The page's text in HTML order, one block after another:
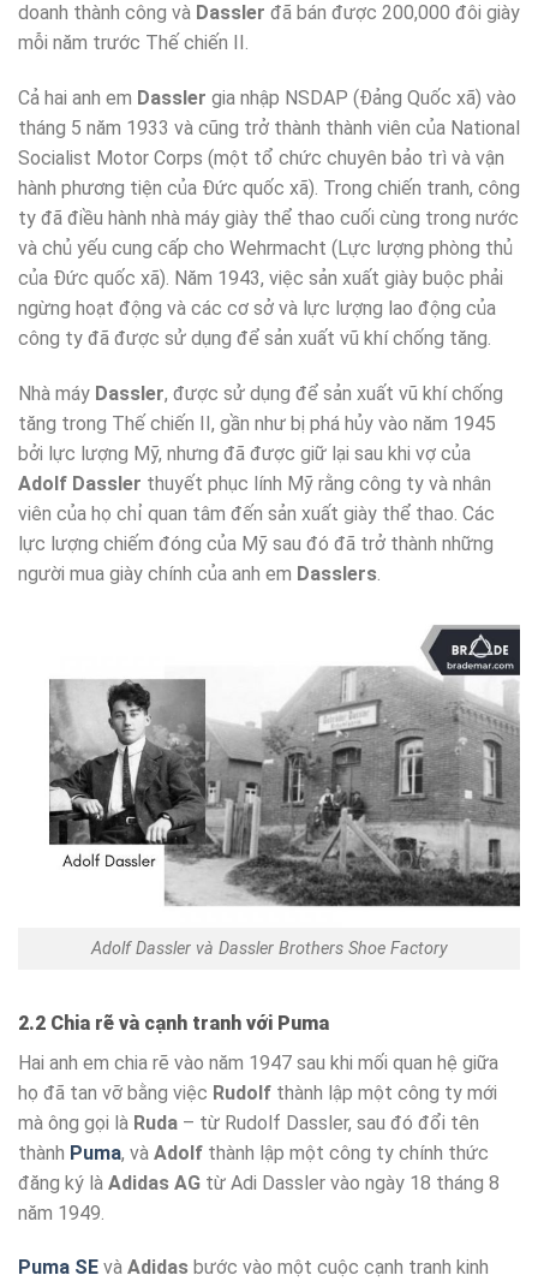
doanh thành công và Dassler đã bán được 200,000 đôi giày
mỗi năm trước Thế chiến II.
Cả hai anh em Dassler gia nhập NSDAP (Đảng Quốc xã) vào
tháng 5 năm 1933 và cũng trở thành thành viên của National
Socialist Motor Corps (một tổ chức chuyên bảo trì và vận
hành phương tiện của Đức quốc xã). Trong chiến tranh, công
ty đã điều hành nhà máy giày thể thao cuối cùng trong nước
và chủ yếu cung cấp cho Wehrmacht (Lực lượng phòng thủ
của Đức quốc xã). Năm 1943, việc sản xuất giày buộc phải
ngừng hoạt động và các cơ sở và lực lượng lao động của
công ty đã được sử dụng để sản xuất vũ khí chống tăng.
Nhà máy Dassler, được sử dụng để sản xuất vũ khí chống
tăng trong Thế chiến II, gần như bị phá hủy vào năm 1945
bởi lực lượng Mỹ, nhưng đã được giữ lại sau khi vợ của
Adolf Dassler thuyết phục lính Mỹ rằng công ty và nhân
viên của họ chỉ quan tâm đến sản xuất giày thể thao. Các
lực lượng chiếm đóng của Mỹ sau đó đã trở thành những
người mua giày chính của anh em Dasslers.
Adolf Dassler và Dassler Brothers Shoe Factory
2.2 Chia rẽ và cạnh tranh với Puma
Hai anh em chia rẽ vào năm 1947 sau khi mối quan hệ giữa
họ đã tan vỡ bằng việc Rudolf thành lập một công ty mới
mà ông gọi là Ruda – từ Rudolf Dassler, sau đó đổi tên
thành Puma, và Adolf thành lập một công ty chính thức
đăng ký là Adidas AG từ Adi Dassler vào ngày 18 tháng 8
năm 1949.
Puma SE và Adidas bước vào một cuộc cạnh tranh kinh